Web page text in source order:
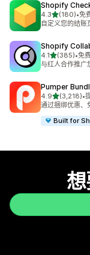
Shopify
4.3星（满分 5 星
(180)
总共 180 条评论
•免
自定义您的结账
Shopify
4.1星（满分 5
(385)
总共 385 条评论
•免
与红人合作推广
Pumper
4.9星（满分 5
(3,218)
总共 3218 条评
•
通过捆绑优惠、
Built for
想